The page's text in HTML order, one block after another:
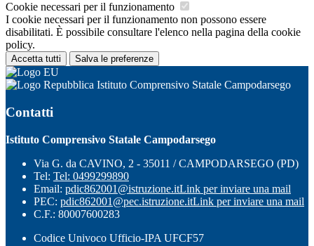
Cookie necessari per il funzionamento
I cookie necessari per il funzionamento non possono essere
disabilitati. È possibile consultare l'elenco nella pagina della cookie
policy.
Accetta tutti Salva le preferenze
Istituto Comprensivo Statale Campodarsego
Contatti
Istituto Comprensivo Statale Campodarsego
Via G. da CAVINO, 2 - 35011 / CAMPODARSEGO (PD)
Tel: Tel: 0499299890
Email: pdic862001@istruzione.itLink per inviare una mail
PEC: pdic862001@pec.istruzione.itLink per inviare una mail
C.F.: 80007600283
Codice Univoco Ufficio-IPA UFCF57